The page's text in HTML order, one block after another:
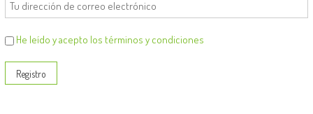
He leído y acepto los términos y condiciones